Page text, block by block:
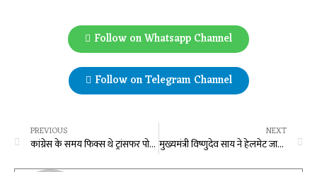
Follow on Whatsapp Channel
Follow on Telegram Channel
PREVIOUS
कांग्रेस के समय फिक्स थे ट्रांसफर पोस्टिंग के रेट, कैबिनेट मंत्री ओपी चौधरी ने किया बड़ा खुलासा
NEXT
मुख्यमंत्री विष्णुदेव साय ने हेलमेट जागरूकता रैली और अंजोर रथ को बगिया निवास से किया रवाना